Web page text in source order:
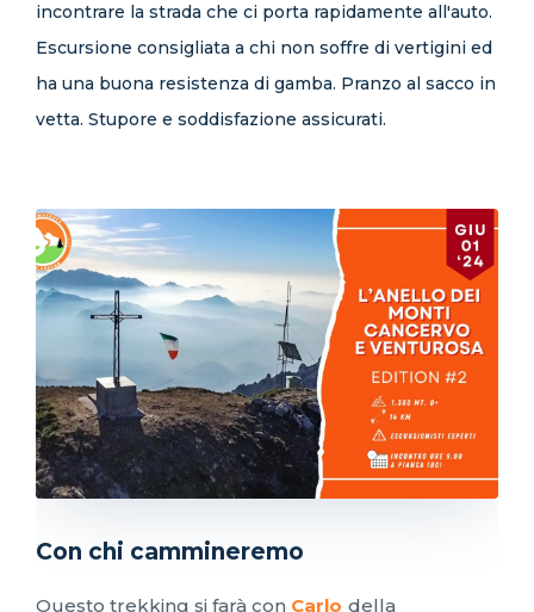
incontrare la strada che ci porta rapidamente all'auto.
Escursione consigliata a chi non soffre di vertigini ed
ha una buona resistenza di gamba. Pranzo al sacco in
vetta. Stupore e soddisfazione assicurati.
Con chi cammineremo
Questo trekking si farà con Carlo della